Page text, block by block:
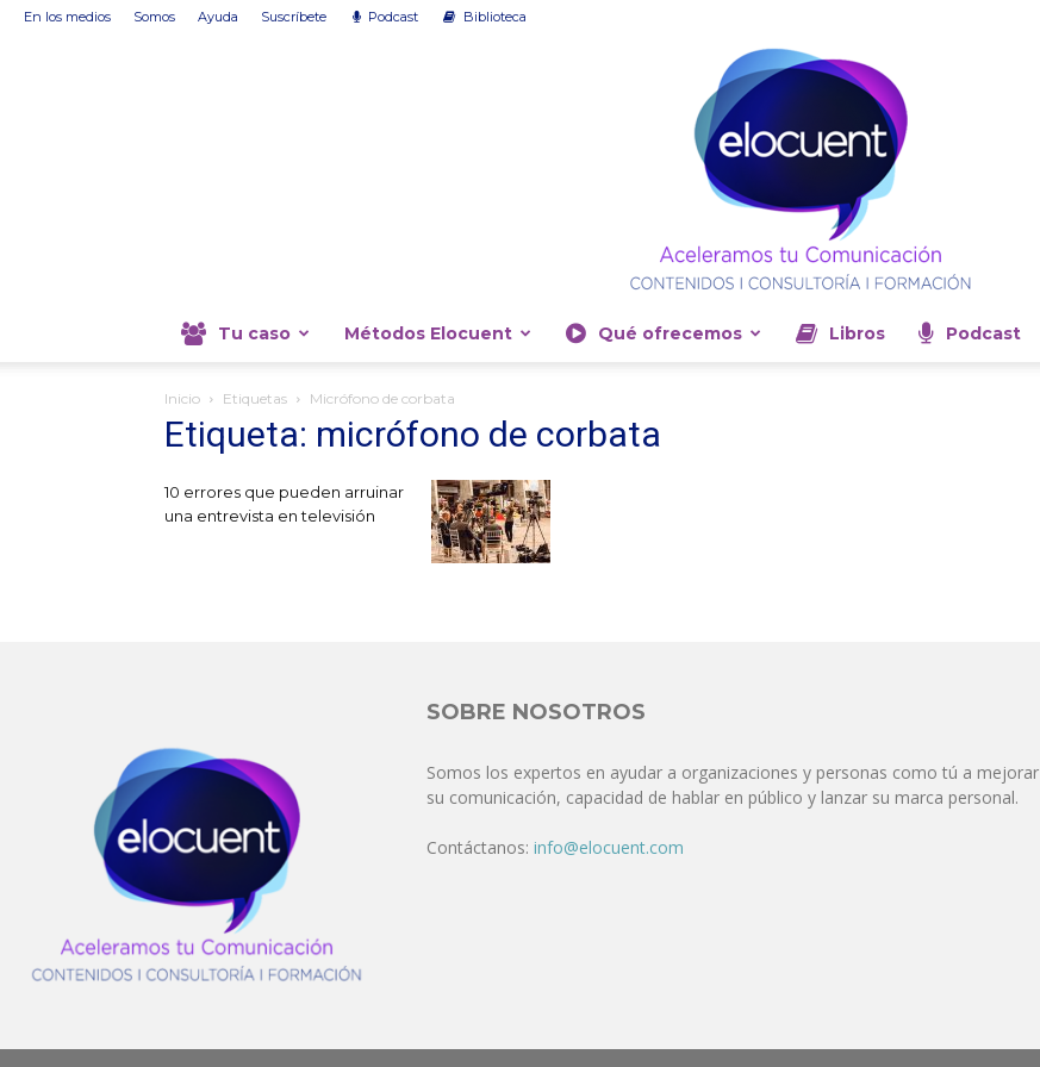
En los medios Somos Ayuda Suscríbete Podcast Biblioteca
Tu caso Métodos Elocuent Qué ofrecemos Libros Podcast
Inicio Etiquetas Micrófono de corbata
Etiqueta: micrófono de corbata
10 errores que pueden arruinar
una entrevista en televisión
SOBRE NOSOTROS
Somos los expertos en ayudar a organizaciones y personas como tú a mejorar
su comunicación, capacidad de hablar en público y lanzar su marca personal.
Contáctanos: info@elocuent.com